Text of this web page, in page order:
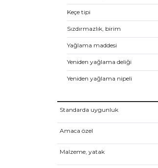
Keçe tipi
Sızdırmazlık, birim
Yağlama maddesi
Yeniden yağlama deliği
Yeniden yağlama nipeli
Standarda uygunluk
Amaca özel
Malzeme, yatak